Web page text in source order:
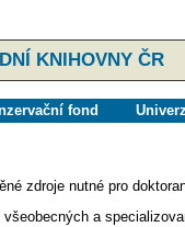
KNIHOVNY ČR
zdroje nutné pro
a
fond